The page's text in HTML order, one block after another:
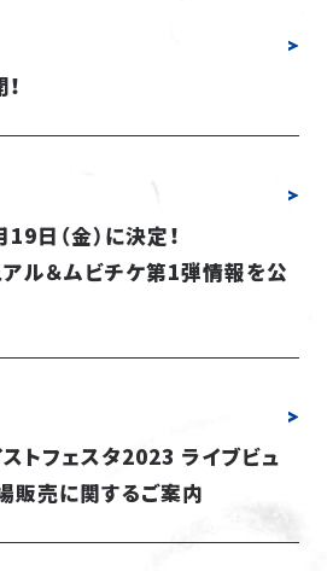
NEWS
日（金）に決定！
アル＆ムビチケ第1弾情報を公
トフェスタ2023 ライブビュ
販売に関するご案内